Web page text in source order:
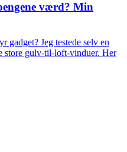
værd? Min
gadget? Jeg testede selv en
store gulv-til-loft-vinduer. Her